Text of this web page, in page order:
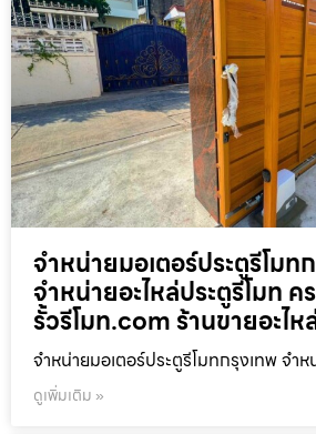
จำหน่ายมอเตอร์ประตูรีโมท
จำหน่ายอะไหล่ประตูรีโมท
รั้วรีโมท.com ร้านขายอะไห
จำหน่ายมอเตอร์ประตูรีโมทกรุงเทพ จำห
ดูเพิ่มเติม »